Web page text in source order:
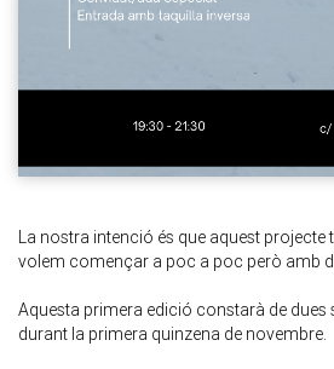
La nostra intenció és que aquest projecte
volem començar a poc a poc però amb
Aquesta primera edició constarà de dues
durant la primera quinzena de novembre.